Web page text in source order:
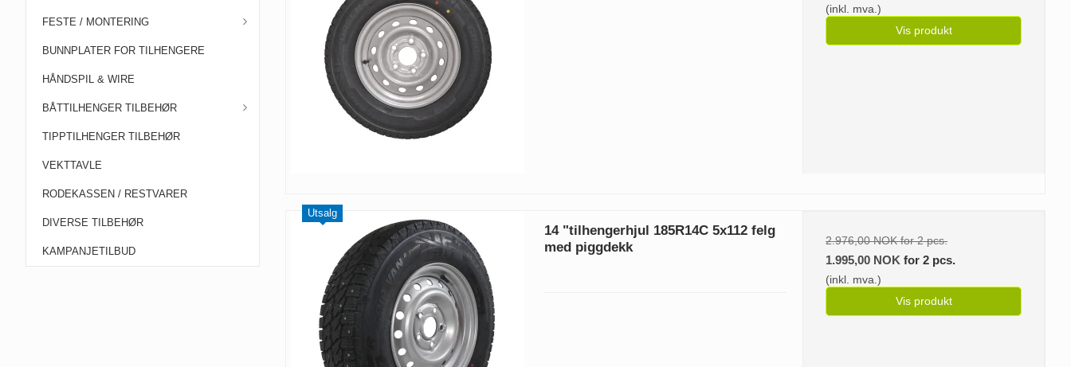
FESTE / MONTERING
BUNNPLATER FOR TILHENGERE
HÅNDSPIL & WIRE
BÅTTILHENGER TILBEHØR
TIPPTILHENGER TILBEHØR
VEKTTAVLE
RODEKASSEN / RESTVARER
DIVERSE TILBEHØR
KAMPANJETILBUD
(inkl. mva.)
Vis produkt
Utsalg
14 "tilhengerhjul 185R14C 5x112 felg
med piggdekk
2.976,00 NOK for 2 pcs.
1.995,00 NOK for 2 pcs.
(inkl. mva.)
Vis produkt